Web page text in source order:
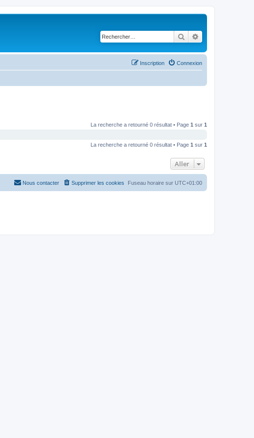
Rechercher
Connexion
Inscription
La recherche a retourné 0 résultat • Page 1 sur 1
La recherche a retourné 0 résultat • Page 1 sur 1
Aller
Fuseau horaire sur UTC+01:00
Supprimer les cookies
Nous contacter